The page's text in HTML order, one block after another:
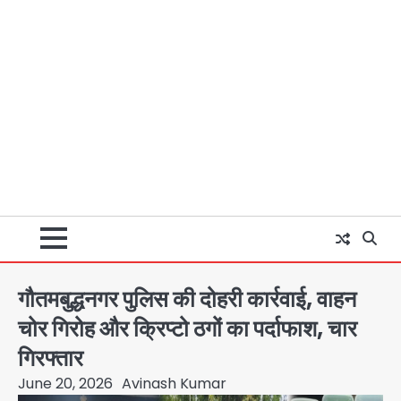
गौतमबुद्धनगर पुलिस की दोहरी कार्रवाई, वाहन
चोर गिरोह और क्रिप्टो ठगों का पर्दाफाश, चार
गिरफ्तार
June 20, 2026 Avinash Kumar